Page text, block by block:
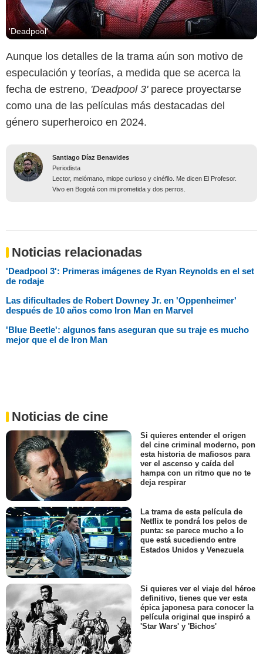
'Deadpool'
Aunque los detalles de la trama aún son motivo de
especulación y teorías, a medida que se acerca la
fecha de estreno, 'Deadpool 3'parece proyectarse
como una de las películas más destacadas del
género superheroico en 2024.
Santiago Díaz Benavides
Periodista
Lector, melómano, miope curioso y cinéfilo. Me dicen El Profesor.
Vivo en Bogotá con mi prometida y dos perros.
Noticias relacionadas
'Deadpool 3': Primeras imágenes de Ryan Reynolds en el set
de rodaje
Las dificultades de Robert Downey Jr. en 'Oppenheimer'
después de 10 años como Iron Man en Marvel
'Blue Beetle': algunos fans aseguran que su traje es mucho
mejor que el de Iron Man
Noticias de cine
Si quieres entender el origen
del cine criminal moderno, pon
esta historia de mafiosos para
ver el ascenso y caída del
hampa con un ritmo que no te
deja respirar
La trama de esta película de
Netflix te pondrá los pelos de
punta: se parece mucho a lo
que está sucediendo entre
Estados Unidos y Venezuela
Si quieres ver el viaje del héroe
definitivo, tienes que ver esta
épica japonesa para conocer la
película original que inspiró a
'Star Wars' y 'Bichos'